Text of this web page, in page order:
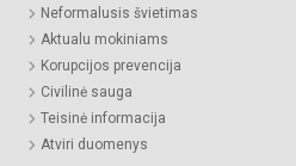
Neformalusis švietimas
Aktualu mokiniams
Korupcijos prevencija
Civilinė sauga
Teisinė informacija
Atviri duomenys